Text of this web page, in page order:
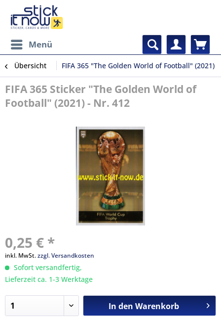
Menü
Übersicht FIFA 365 "The Golden World of Football" (2021)
FIFA 365 Sticker "The Golden World of
Football" (2021) - Nr. 412
0,25 € *
inkl. MwSt.zzgl. Versandkosten
Sofort versandfertig,
Lieferzeit ca. 1-3 Werktage
In den Warenkorb